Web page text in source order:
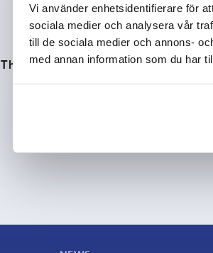
Vi använder enhetsidentifierare för
sociala medier och analysera vår
till de sociala medier och annons-
med annan information som du har
The individual express shipping costs